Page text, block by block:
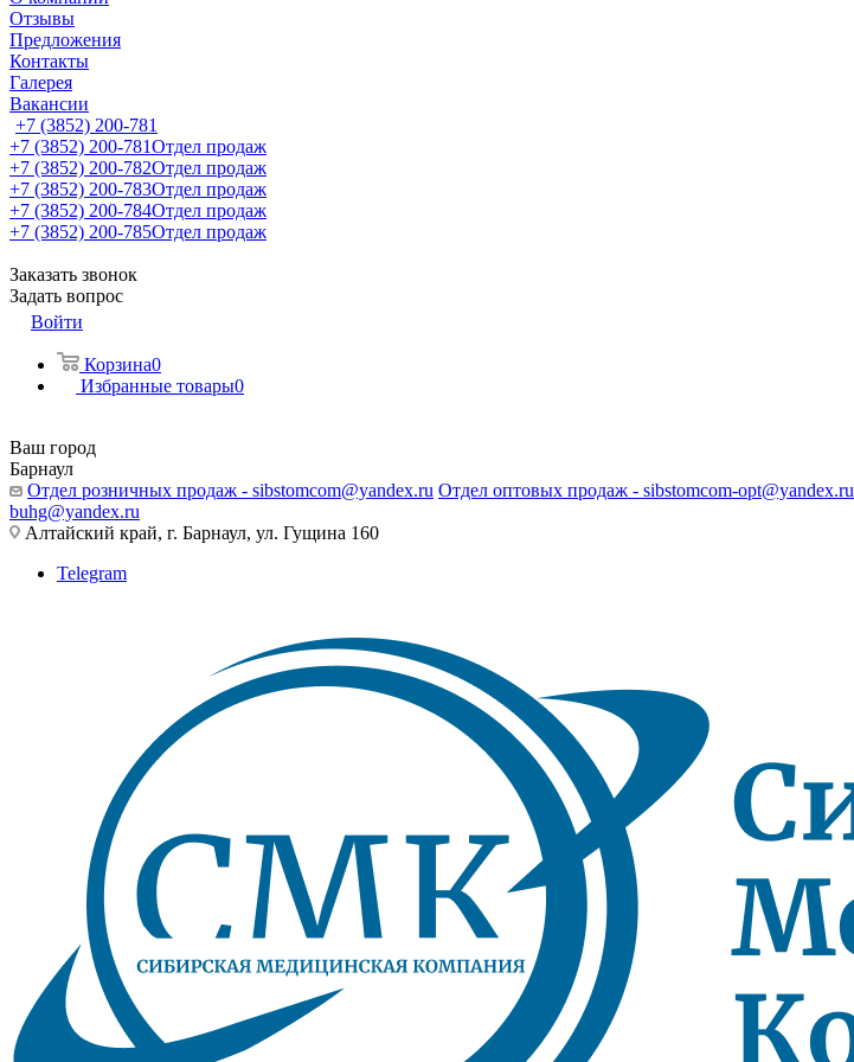
Отзывы
Предложения
Контакты
Галерея
Вакансии
+7 (3852) 200-781
+7 (3852) 200-781Отдел продаж
+7 (3852) 200-782Отдел продаж
+7 (3852) 200-783Отдел продаж
+7 (3852) 200-784Отдел продаж
+7 (3852) 200-785Отдел продаж
Заказать звонок
Задать вопрос
Войти
Корзина0
Избранные товары0
Ваш город
Барнаул
Отдел розничных продаж - sibstomcom@yandex.ru Отдел оптовых продаж - sibstomcom-opt@yandex.ru
buhg@yandex.ru
Алтайский край, г. Барнаул, ул. Гущина 160
Telegram